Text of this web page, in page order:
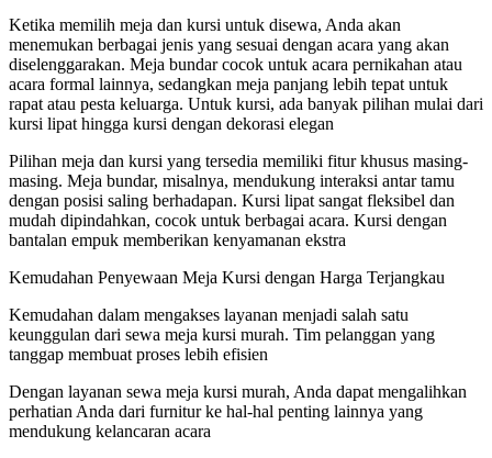
Ketika memilih meja dan kursi untuk disewa, Anda akan
menemukan berbagai jenis yang sesuai dengan acara yang akan
diselenggarakan. Meja bundar cocok untuk acara pernikahan atau
acara formal lainnya, sedangkan meja panjang lebih tepat untuk
rapat atau pesta keluarga. Untuk kursi, ada banyak pilihan mulai dari
kursi lipat hingga kursi dengan dekorasi elegan
Pilihan meja dan kursi yang tersedia memiliki fitur khusus masing-
masing. Meja bundar, misalnya, mendukung interaksi antar tamu
dengan posisi saling berhadapan. Kursi lipat sangat fleksibel dan
mudah dipindahkan, cocok untuk berbagai acara. Kursi dengan
bantalan empuk memberikan kenyamanan ekstra
Kemudahan Penyewaan Meja Kursi dengan Harga Terjangkau
Kemudahan dalam mengakses layanan menjadi salah satu
keunggulan dari sewa meja kursi murah. Tim pelanggan yang
tanggap membuat proses lebih efisien
Dengan layanan sewa meja kursi murah, Anda dapat mengalihkan
perhatian Anda dari furnitur ke hal-hal penting lainnya yang
mendukung kelancaran acara